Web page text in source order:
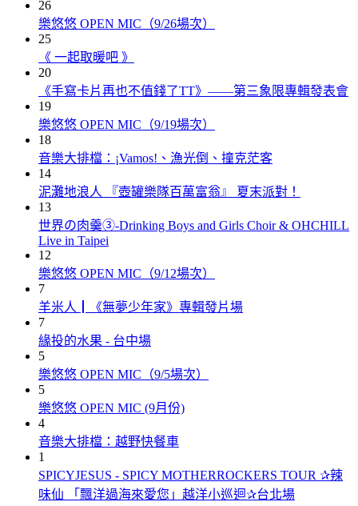
26
樂悠悠 OPEN MIC（9/26場次）
25
《 一起取暖吧 》
20
《手寫卡片再也不值錢了TT》——第三象限專輯發表會
19
樂悠悠 OPEN MIC（9/19場次）
18
音樂大排檔：¡Vamos!、漁光倒、撞克茫客
14
泥灘地浪人 『壺罐樂隊百萬富翁』 夏末派對！
13
世界の肉羹③-Drinking Boys and Girls Choir & OHCHILL
Live in Taipei
12
樂悠悠 OPEN MIC（9/12場次）
7
羊米人┃《無夢少年家》專輯發片場
7
緣投的水果 - 台中場
5
樂悠悠 OPEN MIC（9/5場次）
5
樂悠悠 OPEN MIC (9月份)
4
音樂大排檔：越野快餐車
1
SPICYJESUS - SPICY MOTHERROCKERS TOUR ✰辣
味仙 「飄洋過海來愛您」越洋小巡迴✰台北場